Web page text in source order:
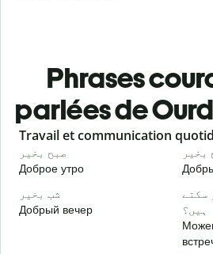
Phrases
parlées de
Slide 1 of 6
Travail et communication
صبح بخیر
Доброе утро
بخیر
شب بخیر
Добрый вечер
سکتے
ہیں؟